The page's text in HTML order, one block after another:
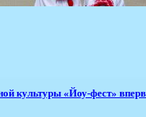
культуры «Йоу-фест»